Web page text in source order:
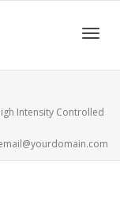
Intensity Controlled